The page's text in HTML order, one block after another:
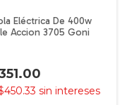
Eléctrica De 400w
Accion 3705 Goni
sin intereses